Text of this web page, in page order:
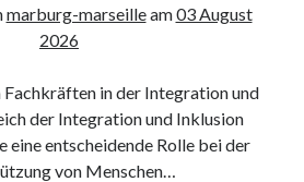
marburg-marseilleam03 August
2026
Fachkräften in der Integration und
der Integration und Inklusion
eine entscheidende Rolle bei der
von Menschen…